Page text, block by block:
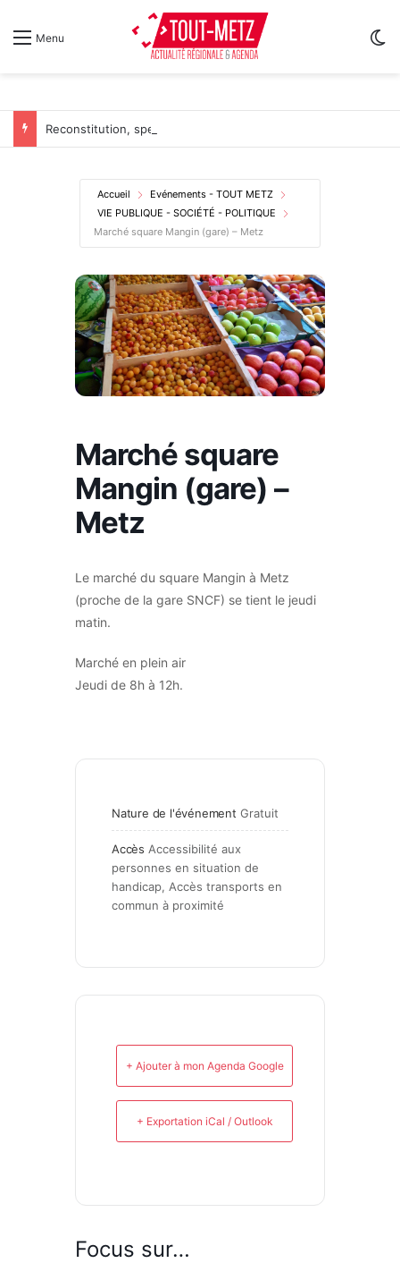
Menu
Accueil
Evénements - TOUT METZ
VIE PUBLIQUE - SOCIÉTÉ - POLITIQUE
Marché square Mangin (gare) – Metz
Marché square
Mangin (gare) –
Metz
Le marché du square Mangin à Metz
(proche de la gare SNCF) se tient le jeudi
matin.
Marché en plein air
Jeudi de 8h à 12h.
Nature de l'événement Gratuit
Accès Accessibilité aux
personnes en situation de
handicap, Accès transports en
commun à proximité
+ Ajouter à mon Agenda Google
+ Exportation iCal / Outlook
Focus sur…